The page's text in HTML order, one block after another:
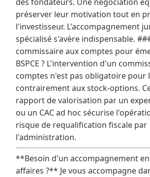
préserver leur motivation tout en
l'investisseur. L'accompagnement
spécialisé s'avère indispensable.
commissaire aux comptes pour
BSPCE ? L'intervention d'un
comptes n'est pas obligatoire pour
contrairement aux stock-options.
rapport de valorisation par un
ou un CAC ad hoc sécurise
risque de requalification fiscale par
l'administration.
**Besoin d'un accompagnement
affaires ?** Je vous accompagne